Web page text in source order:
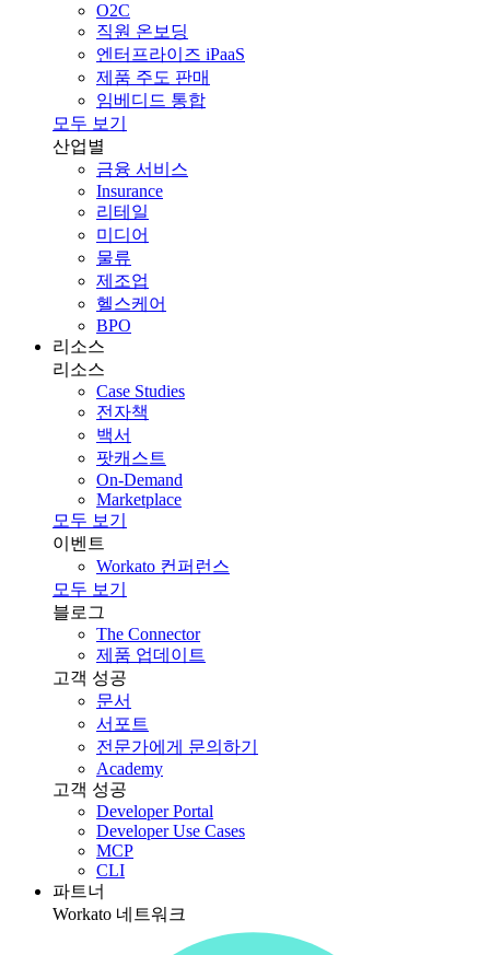
O2C
직원 온보딩
엔터프라이즈 iPaaS
제품 주도 판매
임베디드 통합
모두 보기
산업별
금융 서비스
Insurance
리테일
미디어
물류
제조업
헬스케어
BPO
리소스
리소스
Case Studies
전자책
백서
팟캐스트
On-Demand
Marketplace
모두 보기
이벤트
Workato 컨퍼런스
모두 보기
블로그
The Connector
제품 업데이트
고객 성공
문서
서포트
전문가에게 문의하기
Academy
고객 성공
Developer Portal
Developer Use Cases
MCP
CLI
파트너
Workato 네트워크